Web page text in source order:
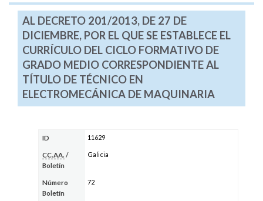
AL DECRETO 201/2013, DE 27 DE
DICIEMBRE, POR EL QUE SE ESTABLECE EL
CURRÍCULO DEL CICLO FORMATIVO DE
GRADO MEDIO CORRESPONDIENTE AL
TÍTULO DE TÉCNICO EN
ELECTROMECÁNICA DE MAQUINARIA
ID 11629
CC.AA. /
Boletín
Galicia
Número
Boletín
72